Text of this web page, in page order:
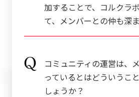
加することで、コルクラ
て、メンバーとの仲も深
コミュニティの運営は、
っているとはどういうこ
しょうか？